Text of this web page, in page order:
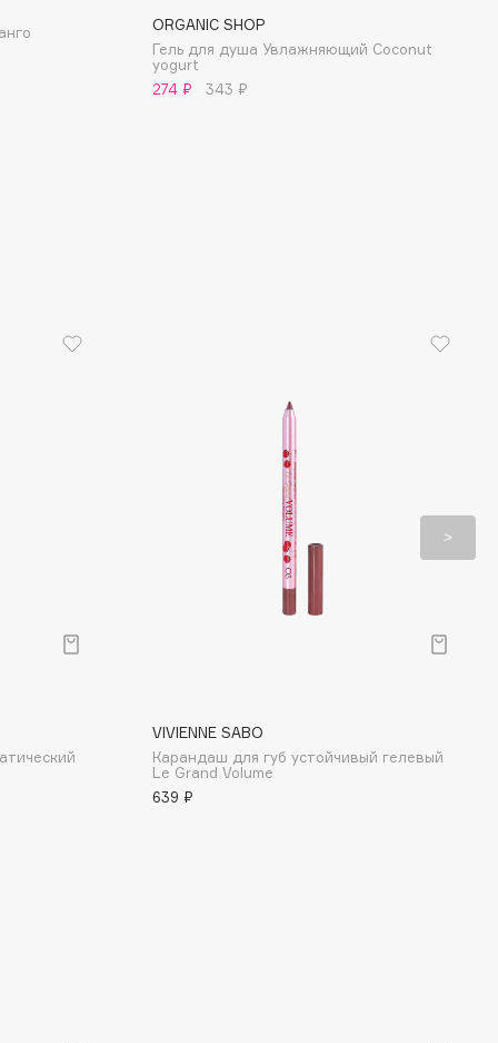
ORGANIC SHOP
Гель для душа Увлажняющий Coconut
yogurt
274 ₽
343 ₽
VIVIENNE SABO
Карандаш для губ устойчивый гелевый
Le Grand Volume
639 ₽